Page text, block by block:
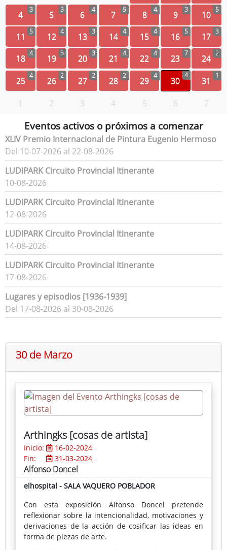
4 3 5 3 6 4 7 5 8 4 9 3 10 5
11 5 12 4 13 3 14 4 15 4 16 5 17 3
18 4 19 3 20 3 21 4 22 4 23 7 24 2
25 4 26 2 27 2 28 2 29 4 30
4
31 1
1 2 3 4 5 6 7
Eventos activos o próximos a comenzar
XLIV Premio Internacional de Pintura Eugenio Hermoso
Del 10-07-2026 al 22-08-2026
LUDIPARK Circuito Provincial Itinerante
10-08-2026
LUDIPARK Circuito Provincial Itinerante
12-08-2026
LUDIPARK Circuito Provincial Itinerante
14-08-2026
LUDIPARK Circuito Provincial Itinerante
17-08-2026
Lugares y episodios [1936-1939]
Del 17-08-2026 al 30-08-2026
30 de Marzo
Arthingks [cosas de artista]
Inicio:
16-02-2024
Fin:
31-03-2024
Alfonso Doncel
elhospital - SALA VAQUERO POBLADOR
Con esta exposición Alfonso Doncel pretende
reflexionar sobre la intencionalidad, motivaciones y
derivaciones de la acción de cosificar las ideas en
forma de piezas de arte.